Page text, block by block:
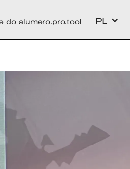
do alumero.pro.tool PL